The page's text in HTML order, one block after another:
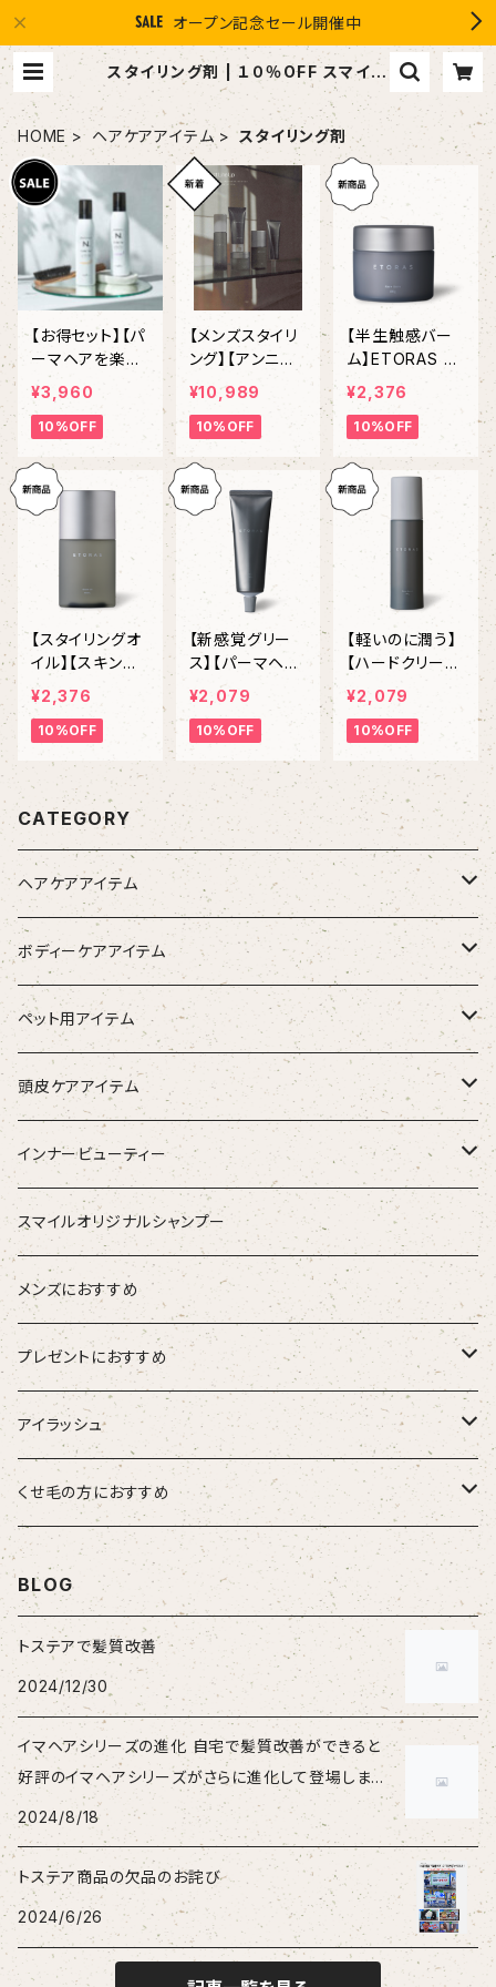
オープン記念セール開催中
スタイリング剤 | １０％OFF スマイル
グループ感謝店 #イマヘア the U
強髪
HOME
ヘアケアアイテム スタイリング剤
【お得セット】【パ
ーマヘアを楽チ
ンスタイリング】
N. STTLING F
OAM 200g
N. スタイリング
フォーム「ルーズ
カール＆バウン
スウェーブ」
¥3,960
10%OFF
【メンズスタイリ
ング】【アンニュ
イスタイリング】
HOYU ETO
RAS シリーズ
¥10,989
10%OFF
【半生触感バー
ム】ETORAS Ra
re Balm エト
ラスレアバー
ム 80g
¥2,376
10%OFF
【スタイリングオ
イル】【スキンケ
アオイル】ETOR
AS Glaze Oil
エトラス グ
レイズオイル 8
0mL / 2,640 Y
EN
¥2,376
10%OFF
【新感覚グリー
ス】【パーマヘア
におすすめ】ET
ORAS Grex エ
トラス グリック
¥2,079
10%OFF
【軽いのに潤う】
【ハードクリーム
ワックス】ETOR
AS Move Seru
m エトラス
90g / 2,310 YE
¥2,079
10%OFF
CATEGORY
ヘアケアアイテム
シャンプー
トリートメント（インバス）
トリートメント（アウトバス）
スタイリング器具
ストレートアイロン
ブラシ
スタイリング剤
ETORAS エトラス
hairU ハイル
ボディーケアアイテム
除毛クリーム
化粧水
ペット用アイテム
ワンちゃん用
ブラシ
頭皮ケアアイテム
強髪
nine
スキャルプブラシ
インナービューティー
青粒
海活潤
エステプロラボ
スマイルオリジナルシャンプー
メンズにおすすめ
プレゼントにおすすめ
大人女性
男性
女性
アイラッシュ
HSC強髪
くせ毛の方におすすめ
suwae（スワエ）
BLOG
トステアで髪質改善
2024/12/30
イマヘアシリーズの進化 自宅で髪質改善ができると
好評のイマヘアシリーズがさらに進化して登場しまし
た。
2024/8/18
トステア商品の欠品のお詫び
2024/6/26